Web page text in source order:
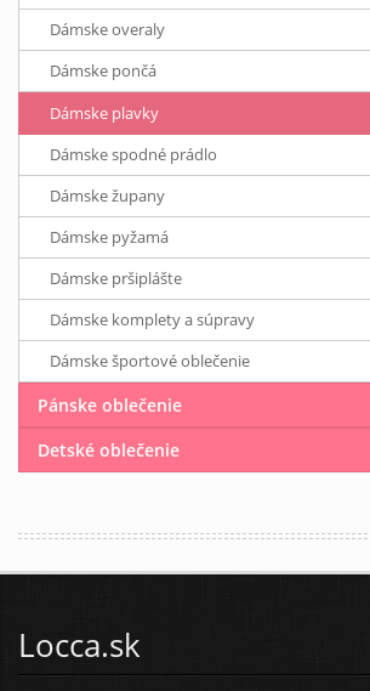
Dámske overaly
Dámske pončá
Dámske plavky
Dámske spodné prádlo
Dámske župany
Dámske pyžamá
Dámske pršiplášte
Dámske komplety a súpravy
Dámske športové oblečenie
Pánske oblečenie
Detské oblečenie
Locca.sk